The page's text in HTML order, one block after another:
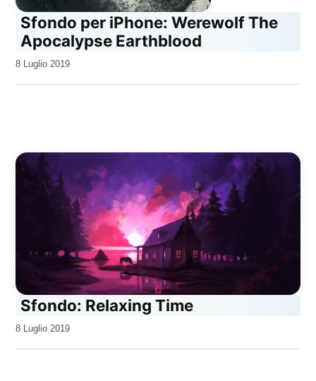
Sfondo per iPhone: Werewolf The
Apocalypse Earthblood
da
8 Luglio 2019
Sfondo: Relaxing Time
da
8 Luglio 2019